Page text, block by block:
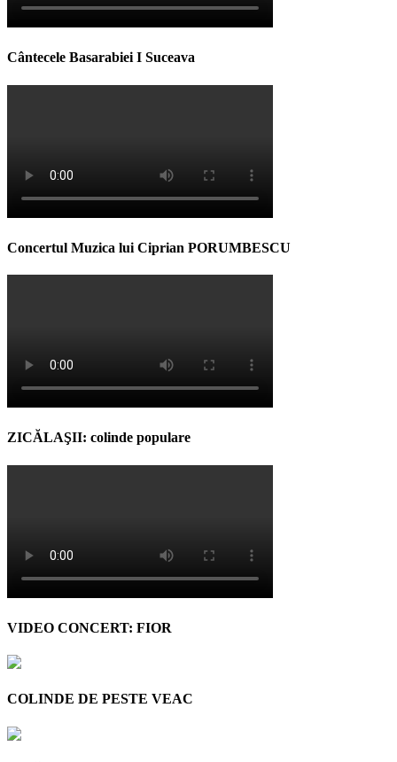
Cântecele Basarabiei I Suceava
Concertul Muzica lui Ciprian PORUMBESCU
ZICĂLAŞII: colinde populare
VIDEO CONCERT: FIOR
COLINDE DE PESTE VEAC